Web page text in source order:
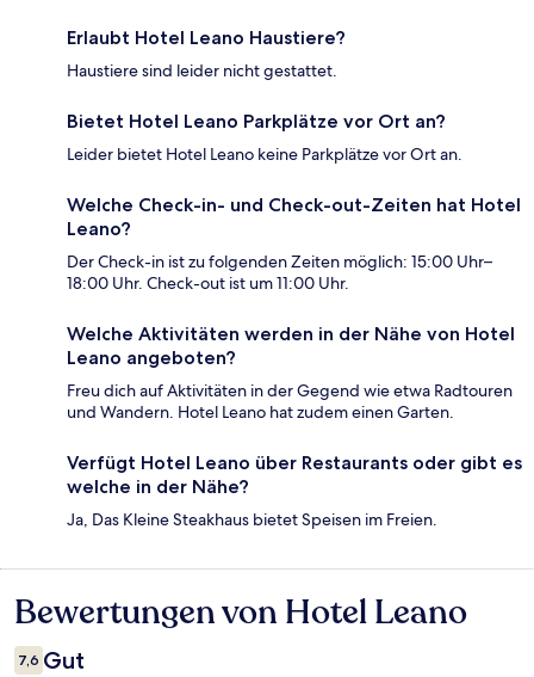
Erlaubt Hotel Leano Haustiere?
Haustiere sind leider nicht gestattet.
Bietet Hotel Leano Parkplätze vor Ort an?
Leider bietet Hotel Leano keine Parkplätze vor Ort an.
Welche Check-in- und Check-out-Zeiten hat Hotel
Leano?
Der Check-in ist zu folgenden Zeiten möglich: 15:00 Uhr–
18:00 Uhr. Check-out ist um 11:00 Uhr.
Welche Aktivitäten werden in der Nähe von Hotel
Leano angeboten?
Freu dich auf Aktivitäten in der Gegend wie etwa Radtouren
und Wandern. Hotel Leano hat zudem einen Garten.
Verfügt Hotel Leano über Restaurants oder gibt es
welche in der Nähe?
Ja, Das Kleine Steakhaus bietet Speisen im Freien.
Bewertungen
Bewertungen von Hotel Leano
7,6 Gut